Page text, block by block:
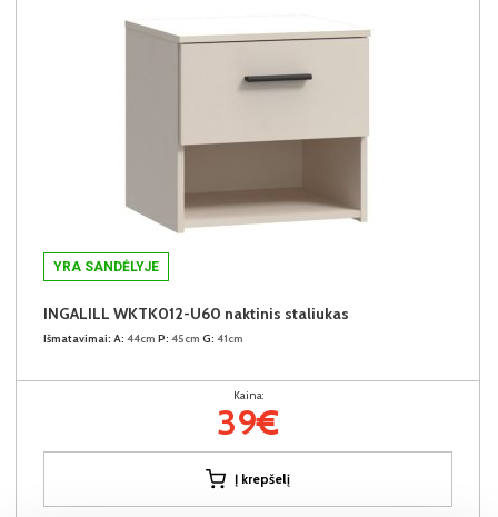
YRA SANDĖLYJE
INGALILL WKTK012-U60 naktinis staliukas
Išmatavimai: A: 44cm P: 45cm G: 41cm
Kaina:
39€
Į krepšelį